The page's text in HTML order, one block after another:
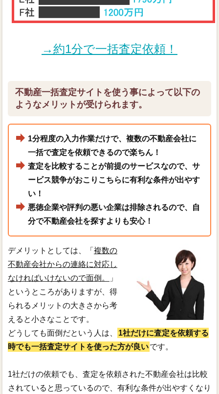
→約1分で一括査定依頼！
不動産一括査定サイトを使う事によって以下の
ようなメリットが受けられます。
1分程度の入力作業だけで、複数の不動産会社に
一括で査定を依頼できるので楽ちん！
査定を比較することが前提のサービスなので、サ
ービス競争がおこりこちらに有利な条件が出やす
い！
悪徳企業や評判の悪い企業は排除されるので、自
分で不動産会社を探すよりも安心！
デメリットとしては、「 複数の
不動産会社からの連絡に対応し
なければいけないので面倒。
」
というところがありますが、得
られるメリットの大きさから考
えると小さなことです。
どうしても面倒だという人は、
1社だけに査定を依頼する
時でも一括査定サイトを使った方が良いです。
1社だけの依頼でも、査定を依頼された不動産会社は比較
されていると思っているので、有利な条件が出やすくなり